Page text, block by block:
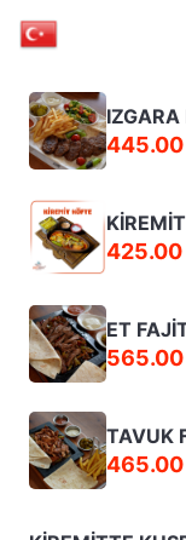
IZGARA
445.00
425.00
ET
565.00
TAVUK
465.00